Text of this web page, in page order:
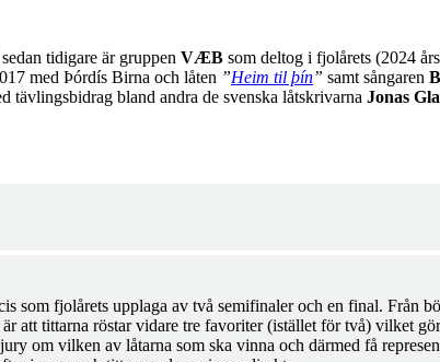
tidigare är gruppen VÆB som deltog i fjolårets (2024
med Þórdís Birna och låten ”Heim til þín” samt sångaren
tävlingsbidrag bland andra de svenska låtskrivarna Jonas
som fjolårets upplaga av två semifinaler och en final. Från
att tittarna röstar vidare tre favoriter (istället för två) vilket
om vilken av låtarna som ska vinna och därmed få